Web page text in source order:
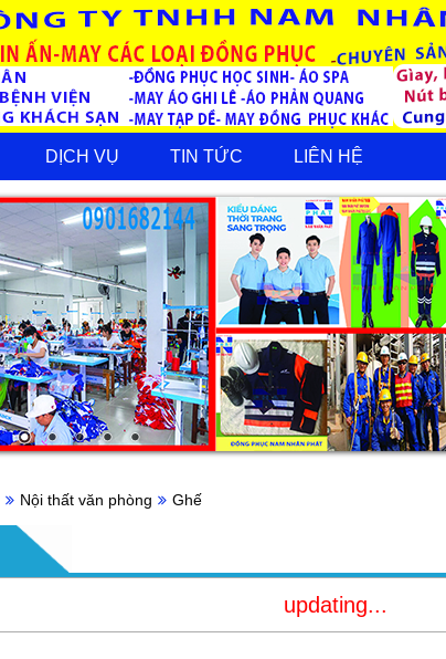
DỊCH VỤ TIN TỨC LIÊN HỆ
Nội thất văn phòng Ghế
updating...